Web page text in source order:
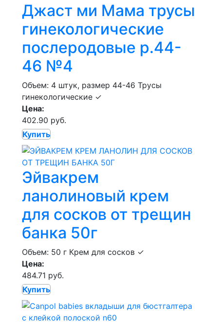
Джаст ми Мама трусы
гинекологические
послеродовые р.44-
46 №4
Объем: 4 штук, размер 44-46 Трусы
гинекологические ✓
Цена:
402.90 руб.
Купить
Эйвакрем
ланолиновый крем
для сосков от трещин
банка 50г
Объем: 50 г Крем для сосков ✓
Цена:
484.71 руб.
Купить